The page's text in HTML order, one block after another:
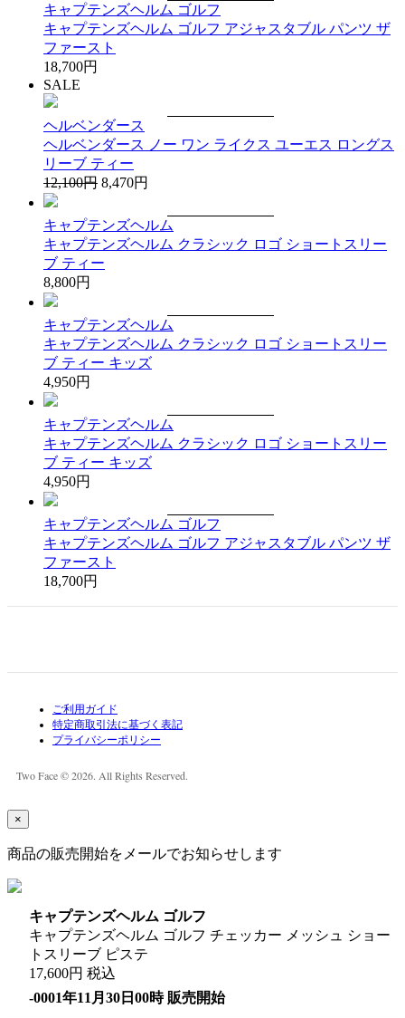
キャプテンズヘルム ゴルフ
キャプテンズヘルム ゴルフ アジャスタブル パンツ ザ
ファースト
18,700円
SALE
ヘルベンダース
ヘルベンダース ノー ワン ライクス ユーエス ロングス
リーブ ティー
12,100円 8,470円
キャプテンズヘルム
キャプテンズヘルム クラシック ロゴ ショートスリー
ブ ティー
8,800円
キャプテンズヘルム
キャプテンズヘルム クラシック ロゴ ショートスリー
ブ ティー キッズ
4,950円
キャプテンズヘルム
キャプテンズヘルム クラシック ロゴ ショートスリー
ブ ティー キッズ
4,950円
キャプテンズヘルム ゴルフ
キャプテンズヘルム ゴルフ アジャスタブル パンツ ザ
ファースト
18,700円
ご利用ガイド
特定商取引法に基づく表記
プライバシーポリシー
Two Face © 2026. All Rights Reserved.
×
商品の販売開始をメールでお知らせします
キャプテンズヘルム ゴルフ
キャプテンズヘルム ゴルフ チェッカー メッシュ ショー
トスリーブ ピステ
17,600円 税込
-0001年11月30日00時 販売開始